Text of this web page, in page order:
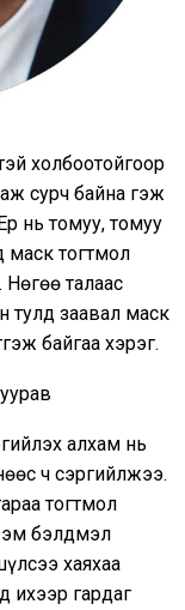
холбоотойгоор
сурч байна гэж
нь томуу, томуу
маск тогтмол
талаас
тулд заавал маск
байгаа хэрэг.
алхам нь
ч сэргийлжээ.
тогтмол
эм бэлдмэл
хаяхаа
ихээр гардаг